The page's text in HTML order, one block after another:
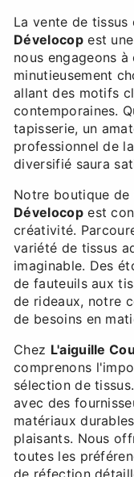
La vente de tissus
Dévelocopest
nous engageons
minutieusement
allant des motifs
contemporaines.
tapisserie, un
professionnel de
diversifié saura
Notre boutique de
Dévelocopest
créativité.
variété de tissus
imaginable. Des
de fauteuils aux
de rideaux, notre
de besoins en
Chez L'aiguille
comprenons
sélection de
avec des
matériaux
plaisants. Nous
toutes les
de réfection